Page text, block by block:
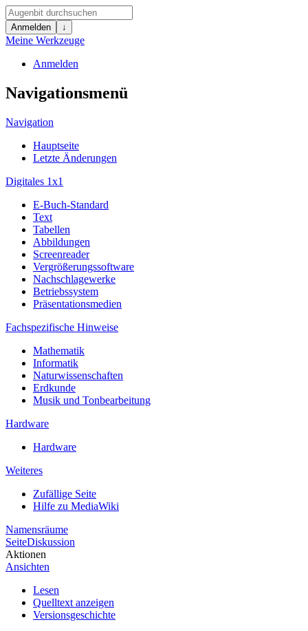
Anmelden ↓
Meine Werkzeuge
Anmelden
Navigationsmenü
Navigation
Hauptseite
Letzte Änderungen
Digitales 1x1
E-Buch-Standard
Text
Tabellen
Abbildungen
Screenreader
Vergrößerungssoftware
Nachschlagewerke
Betriebssystem
Präsentationsmedien
Fachspezifische Hinweise
Mathematik
Informatik
Naturwissenschaften
Erdkunde
Musik und Tonbearbeitung
Hardware
Hardware
Weiteres
Zufällige Seite
Hilfe zu MediaWiki
Namensräume
SeiteDiskussion
Aktionen
Ansichten
Lesen
Quelltext anzeigen
Versionsgeschichte